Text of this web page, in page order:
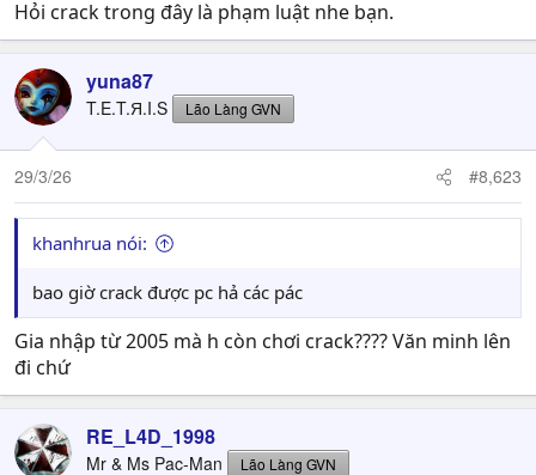
Hỏi crack trong đây là phạm luật nhe bạn.
yuna87
T.E.T.Я.I.S Lão Làng GVN
29/3/26 #8,623
khanhrua nói:
bao giờ crack được pc hả các pác
Gia nhập từ 2005 mà h còn chơi crack???? Văn minh lên
đi chứ
RE_L4D_1998
Mr & Ms Pac-Man Lão Làng GVN